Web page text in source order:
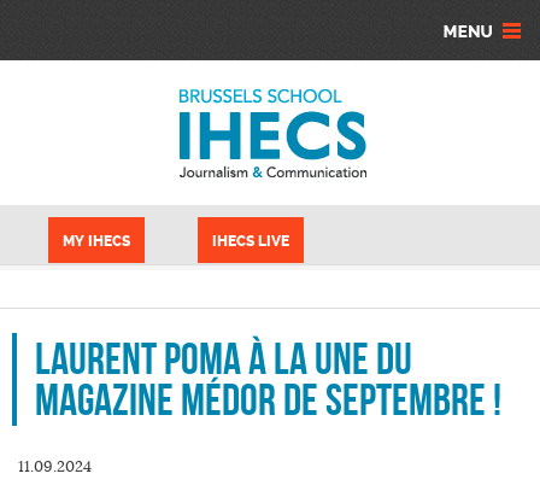
MY IHECS IHECS LIVE
Laurent Poma à la Une du
magazine Médor de septembre !
11.09.2024